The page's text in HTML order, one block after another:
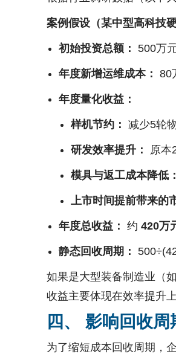
案例假设（某中型高科技
初始投资总额： 500万
年度新增运维成本： 80
年度量化收益：
样机节约： 减少5轮
研发效率提升： 原本
模具与返工成本降低：
上市时间提前带来的
年度总收益： 约 420万
静态回收周期：
如果是大型装备制造业（
收益主要体现在效率提升
四、 影响回收
为了缩短成本回收周期，